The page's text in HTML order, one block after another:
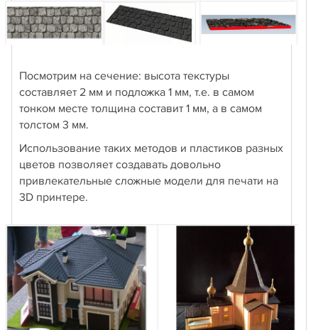
Посмотрим на сечение: высота текстуры
составляет 2 мм и подложка 1 мм, т.е. в самом
тонком месте толщина составит 1 мм, а в самом
толстом 3 мм.
Использование таких методов и пластиков разных
цветов позволяет создавать довольно
привлекательные сложные модели для печати на
3D принтере.